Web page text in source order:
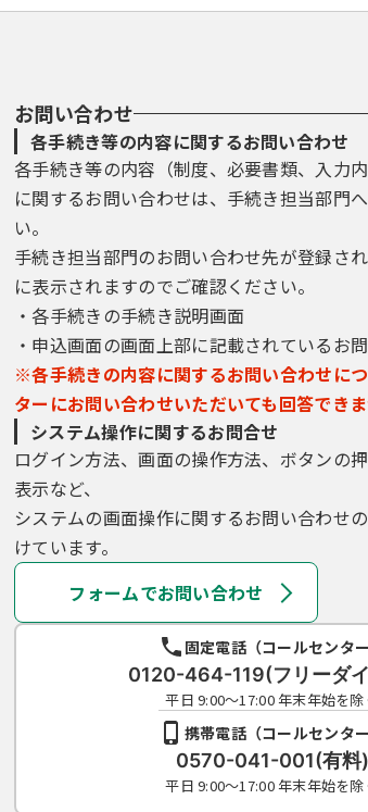
お問い合わせ
各手続き等の内容に関するお問い合わせ
各手続き等の内容（制度、必要書類、入力
に関するお問い合わせは、手続き担当部門
い。
手続き担当部門のお問い合わせ先が登録さ
に表示されますのでご確認ください。
・各手続きの手続き説明画面
・申込画面の画面上部に記載されている
※各手続きの内容に関するお問い合わせに
ターにお問い合わせいただいても回答できま
システム操作に関するお問合せ
ログイン方法、画面の操作方法、ボタンの
表示など、
システムの画面操作に関するお問い合わせ
けています。
フォームでお問い合わせ
固定電話（コールセンター
0120-464-119(フリーダ
平日 9:00～17:00 年末年始を除
携帯電話（コールセンター
0570-041-001(有料)
平日 9:00～17:00 年末年始を除